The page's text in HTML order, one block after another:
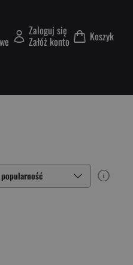
Zaloguj się
Załóż konto Koszyk